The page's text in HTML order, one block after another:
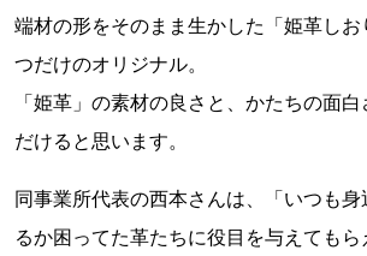
端材の形をそのまま生かした「姫革し
つだけのオリジナル。
「姫革」の素材の良さと、かたちの面
だけると思います。
同事業所代表の西本さんは、「いつも
るか困ってた革たちに役目を与えてもら